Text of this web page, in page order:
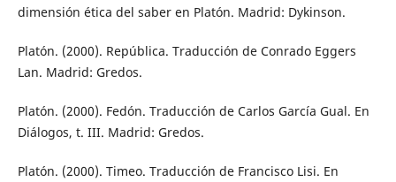
dimensión ética del saber en Platón. Madrid: Dykinson.
Platón. (2000). República. Traducción de Conrado Eggers
Lan. Madrid: Gredos.
Platón. (2000). Fedón. Traducción de Carlos García Gual. En
Diálogos, t. III. Madrid: Gredos.
Platón. (2000). Timeo. Traducción de Francisco Lisi. En